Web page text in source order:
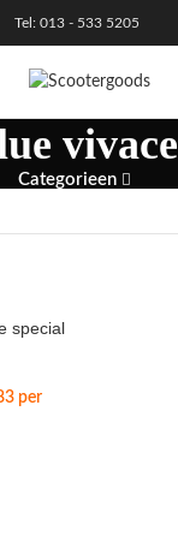
Tel: 013 - 533 5205
vivace
Categorieen
special
per